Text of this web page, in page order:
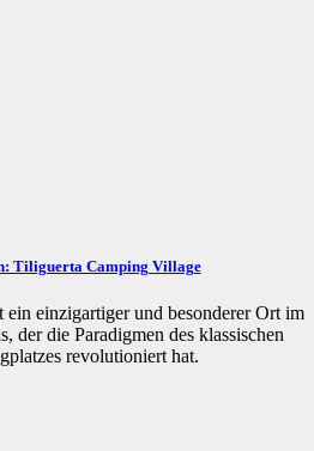
Tiliguerta Camping Village
einzigartiger und besonderer Ort im
der die Paradigmen des klassischen
revolutioniert hat.